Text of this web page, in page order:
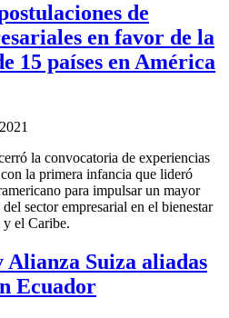
de
en favor de la
15 países en América
la convocatoria de experiencias
la primera infancia que lideró
para impulsar un mayor
sector empresarial en el bienestar
el Caribe.
Alianza Suiza aliadas
Ecuador